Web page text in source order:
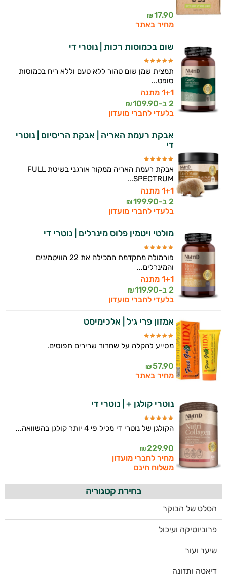
17.90
₪
מחיר באתר
שום בכמוסות רכות | נוטרי די
תמצית שמן שום טהור ללא טעם וללא ריח בכמוסות
סופט...
1+1 מתנה
2 ב-
109.90
₪
בלעדי לחברי מועדון
אבקת רעמת האריה | אבקת הריסיום | נוטרי
די
אבקת רעמת האריה ממקור אורגני בשיטת FULL
SPECTRUM...
1+1 מתנה
2 ב-
199.90
₪
בלעדי לחברי מועדון
מולטי ויטמין פלוס מינרלים | נוטרי די
פורמולה מתקדמת המכילה את 22 הוויטמינים
והמינרלים...
1+1 מתנה
2 ב-
119.90
₪
בלעדי לחברי מועדון
אמזון פרי ג׳ל | אלכימיסט
מסייע להקלה על שחרור שרירים תפוסים.
57.90
₪
מחיר באתר
נוטרי קולגן + | נוטרי די
הקולגן של נוטרי די מכיל פי 4 יותר קולגן בהשוואה...
229.90
₪
מחיר לחברי מועדון
משלוח חינם
בחירת קטגוריה
הסלט של הבוקר
פרוביוטיקה ועיכול
שיער ועור
דיאטה ותזונה